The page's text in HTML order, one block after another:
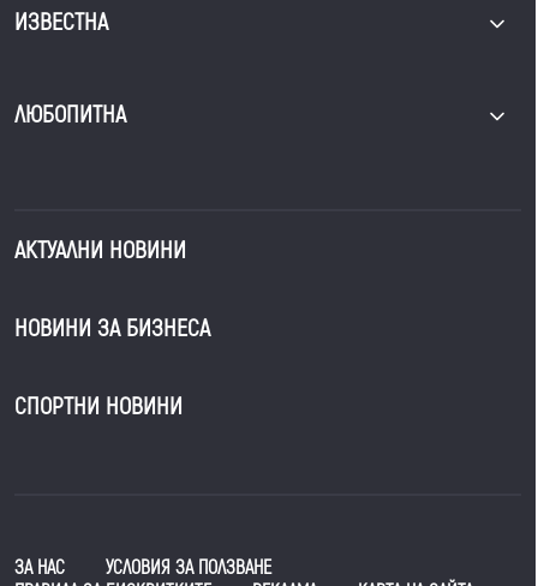
ИЗВЕСТНА
ЛЮБОПИТНА
АКТУАЛНИ НОВИНИ
НОВИНИ ЗА БИЗНЕСА
СПОРТНИ НОВИНИ
ЗА НАС
УСЛОВИЯ ЗА ПОЛЗВАНЕ